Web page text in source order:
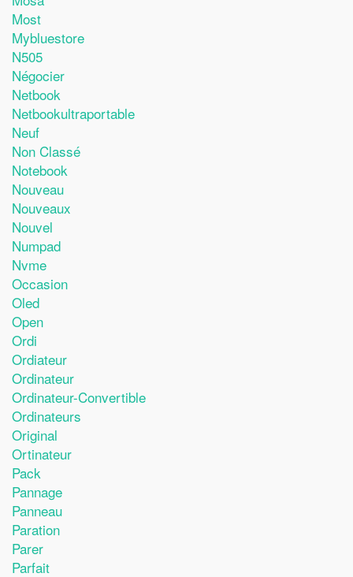
Most
Mybluestore
N505
Négocier
Netbook
Netbookultraportable
Neuf
Non Classé
Notebook
Nouveau
Nouveaux
Nouvel
Numpad
Nvme
Occasion
Oled
Open
Ordi
Ordiateur
Ordinateur
Ordinateur-Convertible
Ordinateurs
Original
Ortinateur
Pack
Pannage
Panneau
Paration
Parer
Parfait